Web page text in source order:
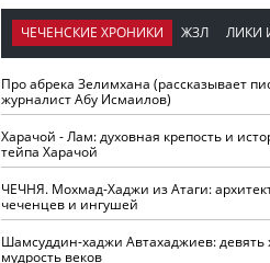
ЧЕЧЕНСКИЕ ХРОНИКИ ЖЗЛ ЛИКИ
Про абрека Зелимхана (рассказывает
журналист Абу Исмаилов)
Харачой - Лам: духовная крепость и
тейпа Харачой
ЧЕЧНЯ. Мохмад-Хаджи из Атаги:
чеченцев и ингушей
Шамсуддин-хаджи Автахаджиев: девять
мудрость веков